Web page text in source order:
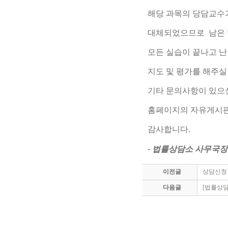
해당 과목의 당담교
대체되었으므로 남은
모든 실습이 끝나고
지도 및 평가를 해주
기타 문의사항이 있으
홈페이지의 자유게시
감사합니다.
- 법률상담소 사무국
이전글 상담신
다음글 [법률상